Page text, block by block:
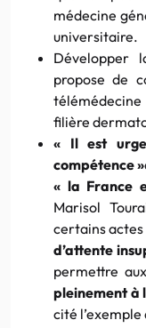
médecine
universitaire.
Développer
propose de
filière
« Il est
compétence »
« la France
Marisol
certains
d’attente
permettre
pleinement à
cité